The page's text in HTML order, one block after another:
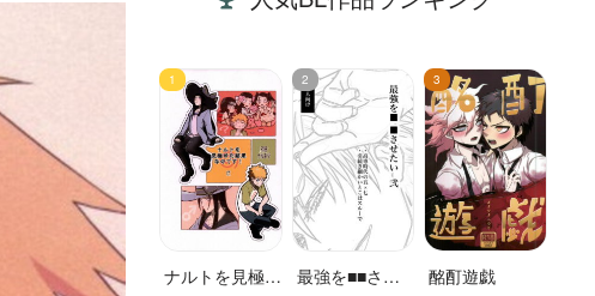
ナルトを見極め
最強を■■させ
酩酊遊戯